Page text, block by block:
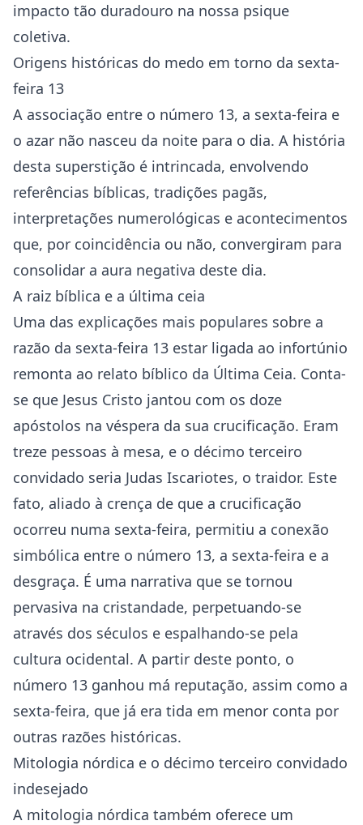
impacto tão duradouro na nossa psique
coletiva.
Origens históricas do medo em torno da sexta-
feira 13
A associação entre o número 13, a sexta-feira e
o azar não nasceu da noite para o dia. A história
desta superstição é intrincada, envolvendo
referências bíblicas, tradições pagãs,
interpretações numerológicas e acontecimentos
que, por coincidência ou não, convergiram para
consolidar a aura negativa deste dia.
A raiz bíblica e a última ceia
Uma das explicações mais populares sobre a
razão da sexta-feira 13 estar ligada ao infortúnio
remonta ao relato bíblico da Última Ceia. Conta-
se que Jesus Cristo jantou com os doze
apóstolos na véspera da sua crucificação. Eram
treze pessoas à mesa, e o décimo terceiro
convidado seria Judas Iscariotes, o traidor. Este
fato, aliado à crença de que a crucificação
ocorreu numa sexta-feira, permitiu a conexão
simbólica entre o número 13, a sexta-feira e a
desgraça. É uma narrativa que se tornou
pervasiva na cristandade, perpetuando-se
através dos séculos e espalhando-se pela
cultura ocidental. A partir deste ponto, o
número 13 ganhou má reputação, assim como a
sexta-feira, que já era tida em menor conta por
outras razões históricas.
Mitologia nórdica e o décimo terceiro convidado
indesejado
A mitologia nórdica também oferece um